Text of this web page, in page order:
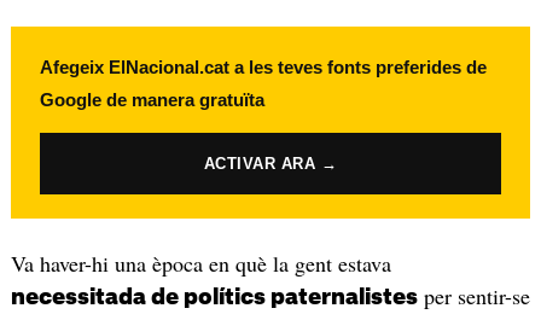
Afegeix ElNacional.cat a les teves fonts preferides de
Google de manera gratuïta
ACTIVAR ARA →
Va haver-hi una època en què la gent estava
necessitada de polítics paternalistesper sentir-se